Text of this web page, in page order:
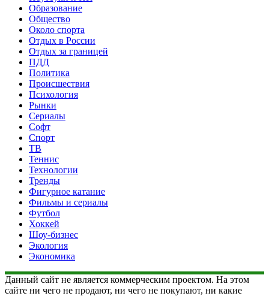
Образование
Общество
Около спорта
Отдых в России
Отдых за границей
ПДД
Политика
Происшествия
Психология
Рынки
Сериалы
Софт
Спорт
ТВ
Теннис
Технологии
Тренды
Фигурное катание
Фильмы и сериалы
Футбол
Хоккей
Шоу-бизнес
Экология
Экономика
Данный сайт не является коммерческим проектом. На этом
сайте ни чего не продают, ни чего не покупают, ни какие